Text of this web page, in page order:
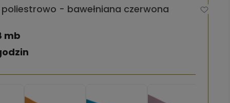
- bawełniana czerwona
mb